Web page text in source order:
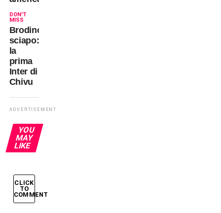
DON'T
MISS
Brodino
sciapo:
la
prima
Inter di
Chivu
ADVERTISEMENT
YOU
MAY
LIKE
CLICK
TO
COMMENT